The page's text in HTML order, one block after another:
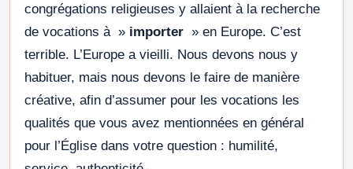
congrégations religieuses y allaient à la recherche
de vocations à » importer » en Europe. C’est
terrible. L’Europe a vieilli. Nous devons nous y
habituer, mais nous devons le faire de manière
créative, afin d’assumer pour les vocations les
qualités que vous avez mentionnées en général
pour l’Église dans votre question : humilité,